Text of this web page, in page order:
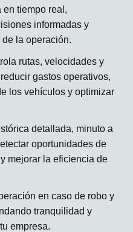
en tiempo real,
informadas y
la operación.
rutas, velocidades y
gastos operativos,
los vehículos y optimizar
detallada, minuto a
oportunidades de
mejorar la eficiencia de
en caso de robo y
tranquilidad y
empresa.